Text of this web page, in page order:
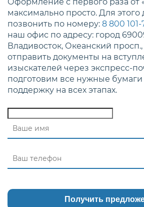
максимально просто. Для этого
позвонить по номеру: 8 800
наш офис по адресу: город
Владивосток, Океанский просп.,
отправить документы на
изыскателей через экспресс-
подготовим все нужные
поддержку на всех этапах.